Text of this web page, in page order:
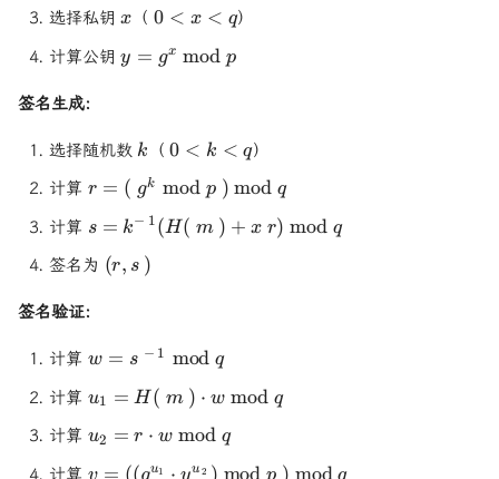
\pmod{p}
选择私钥x
x （ 0
x
0 < x < q）
计算公钥y =
y = gx mod p
签名生成：
选择随机数 k
k （0
k
<
q
0 < k < q）
计算 r =
\bmod
p)
\bmod
r = ( gk mod p ) mod q
计算 s =
(H(m)
\bmod
s = k− 1 (H( m ) + x r) mod q
签名为 (r,
(r, s )
签名验证：
计算 w =
\bmod
w = s − 1 mod q
计算 u_1 =
\cdot
u1 = H ( m ) ⋅ w mod q
计算 u_2 =
u2 = r ⋅ w mod q
计算 v =
v = ((gu1 ⋅ yu2 ) mod p ) mod q